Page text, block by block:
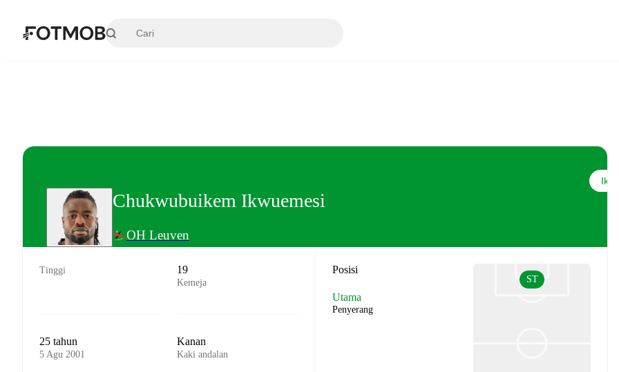
Chukwubuikem Ikwuemesi
OH Leuven
Ikuti
Tinggi 19
Kemeja
25 tahun
5 Agu 2001
Kanan
Kaki andalan
Posisi
Utama
Penyerang
ST